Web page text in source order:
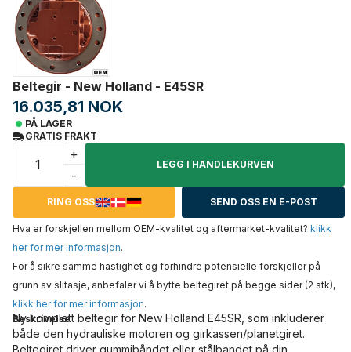
Beltegir - New Holland - E45SR
16.035,81 NOK
PÅ LAGER
GRATIS FRAKT
+
-
LEGG I HANDLEKURVEN
RING OSS SEND OSS EN E-POST
Hva er forskjellen mellom OEM-kvalitet og aftermarket-kvalitet? klikk
her for mer informasjon.
For å sikre samme hastighet og forhindre potensielle forskjeller på
grunn av slitasje, anbefaler vi å bytte beltegiret på begge sider (2 stk),
klikk her for mer informasjon.
Beskrivelse
Ny komplett beltegir for New Holland E45SR, som inkluderer
både den hydrauliske motoren og girkassen/planetgiret.
Beltegiret driver gummibåndet eller stålbandet på din